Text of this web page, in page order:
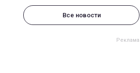
Все новости